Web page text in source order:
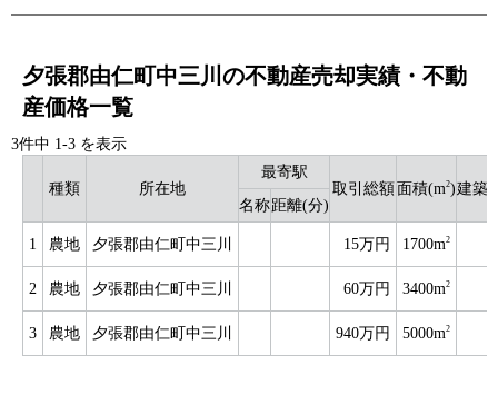
夕張郡由仁町中三川の不動産売却実績・不動
産価格一覧
3件中 1-3 を表示
種類 所在地
最寄駅
取引総額面積(m2)建築
名称距離(分)
1 農地 夕張郡由仁町中三川 15万円 1700m2
2 農地 夕張郡由仁町中三川 60万円 3400m2
3 農地 夕張郡由仁町中三川 940万円 5000m2